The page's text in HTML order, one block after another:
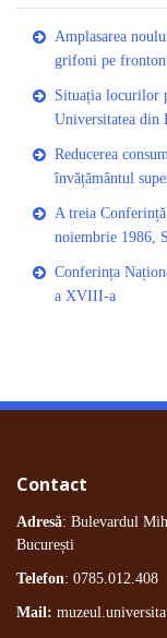
Amplasarea
grifoni pe
Situația locurilor
Universitatea din
Reducerea
învățământul
A treia
noiembrie 1986,
Conferința
a XVIII-a
Contact
Adresă: Bulevardul
București
Telefon: 0785.012.408
Mail: